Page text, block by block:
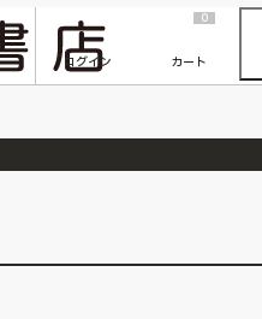
『ONE PIECE magazine 021 ONE PIECEカード付き同梱版』発売延期のご案内
ログイン
0
カート